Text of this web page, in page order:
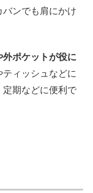
バンでも肩にかけ
外ポケットが役に
ィッシュなどに
期などに便利で